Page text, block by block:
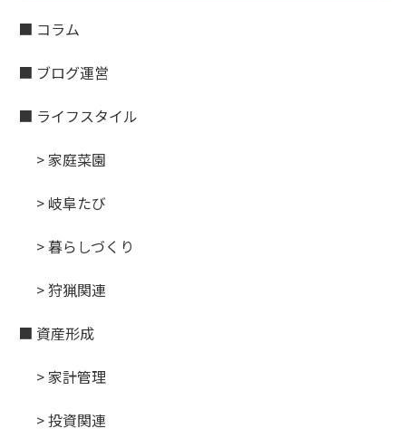
■ コラム
■ ブログ運営
■ ライフスタイル
> 家庭菜園
> 岐阜たび
> 暮らしづくり
> 狩猟関連
■ 資産形成
> 家計管理
> 投資関連